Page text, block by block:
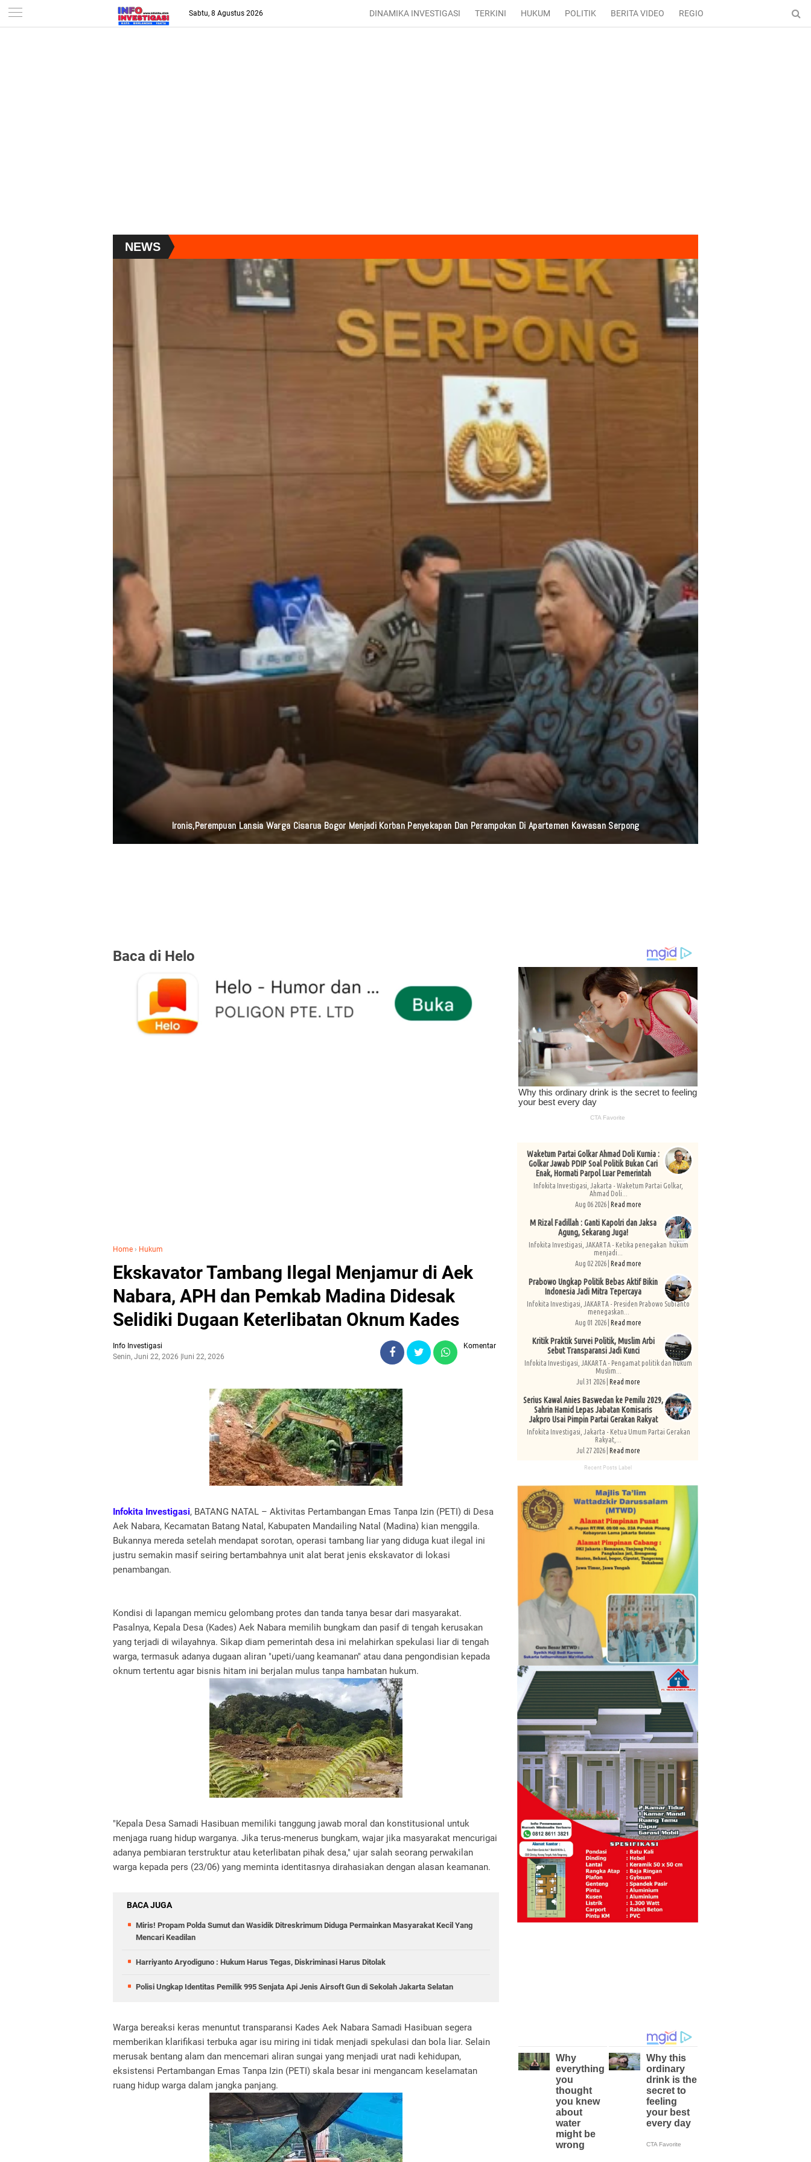
-->
Sabtu, 8 Agustus 2026 DINAMIKA INVESTIGASI TERKINI HUKUM POLITIK BERITA VIDEO REGIONAL ENTERTAINMENT
NEWS
Ironis,Perempuan Lansia Warga Cisarua Bogor Menjadi Korban Penyekapan Dan Perampokan Di Apartemen Kawasan Serpong
Baca di Helo
Home › Hukum
Ekskavator Tambang Ilegal Menjamur di Aek
Nabara, APH dan Pemkab Madina Didesak
Selidiki Dugaan Keterlibatan Oknum Kades
Info Investigasi
Senin, Juni 22, 2026 Juni 22, 2026
Komentar
Infokita Investigasi, BATANG NATAL – Aktivitas Pertambangan Emas Tanpa Izin (PETI) di Desa
Aek Nabara, Kecamatan Batang Natal, Kabupaten Mandailing Natal (Madina) kian menggila.
Bukannya mereda setelah mendapat sorotan, operasi tambang liar yang diduga kuat ilegal ini
justru semakin masif seiring bertambahnya unit alat berat jenis ekskavator di lokasi
penambangan.
Kondisi di lapangan memicu gelombang protes dan tanda tanya besar dari masyarakat.
Pasalnya, Kepala Desa (Kades) Aek Nabara memilih bungkam dan pasif di tengah kerusakan
yang terjadi di wilayahnya. Sikap diam pemerintah desa ini melahirkan spekulasi liar di tengah
warga, termasuk adanya dugaan aliran "upeti/uang keamanan" atau dana pengondisian kepada
oknum tertentu agar bisnis hitam ini berjalan mulus tanpa hambatan hukum.
"Kepala Desa Samadi Hasibuan memiliki tanggung jawab moral dan konstitusional untuk
menjaga ruang hidup warganya. Jika terus-menerus bungkam, wajar jika masyarakat mencurigai
adanya pembiaran terstruktur atau keterlibatan pihak desa," ujar salah seorang perwakilan
warga kepada pers (23/06) yang meminta identitasnya dirahasiakan dengan alasan keamanan.
BACA JUGA
Miris! Propam Polda Sumut dan Wasidik Ditreskrimum Diduga Permainkan Masyarakat Kecil Yang
Mencari Keadilan
Harriyanto Aryodiguno : Hukum Harus Tegas, Diskriminasi Harus Ditolak
Polisi Ungkap Identitas Pemilik 995 Senjata Api Jenis Airsoft Gun di Sekolah Jakarta Selatan
Warga bereaksi keras menuntut transparansi Kades Aek Nabara Samadi Hasibuan segera
memberikan klarifikasi terbuka agar isu miring ini tidak menjadi spekulasi dan bola liar. Selain
merusak bentang alam dan mencemari aliran sungai yang menjadi urat nadi kehidupan,
eksistensi Pertambangan Emas Tanpa Izin (PETI) skala besar ini mengancam keselamatan
ruang hidup warga dalam jangka panjang.
Waketum Partai Golkar Ahmad Doli Kurnia :
Golkar Jawab PDIP Soal Politik Bukan Cari
Enak, Hormati Parpol Luar Pemerintah
Infokita Investigasi, Jakarta - Waketum Partai Golkar,
Ahmad Doli...
Aug 06 2026 | Read more
M Rizal Fadillah : Ganti Kapolri dan Jaksa
Agung, Sekarang Juga!
Infokita Investigasi, JAKARTA - Ketika penegakan hukum
menjadi...
Aug 02 2026 | Read more
Prabowo Ungkap Politik Bebas Aktif Bikin
Indonesia Jadi Mitra Tepercaya
Infokita Investigasi, JAKARTA - Presiden Prabowo Subianto
menegaskan...
Aug 01 2026 | Read more
Kritik Praktik Survei Politik, Muslim Arbi
Sebut Transparansi Jadi Kunci
Infokita Investigasi, JAKARTA - Pengamat politik dan hukum
Muslim...
Jul 31 2026 | Read more
Serius Kawal Anies Baswedan ke Pemilu 2029,
Sahrin Hamid Lepas Jabatan Komisaris
Jakpro Usai Pimpin Partai Gerakan Rakyat
Infokita Investigasi, Jakarta - Ketua Umum Partai Gerakan
Rakyat,...
Jul 27 2026 | Read more
Recent Posts Label